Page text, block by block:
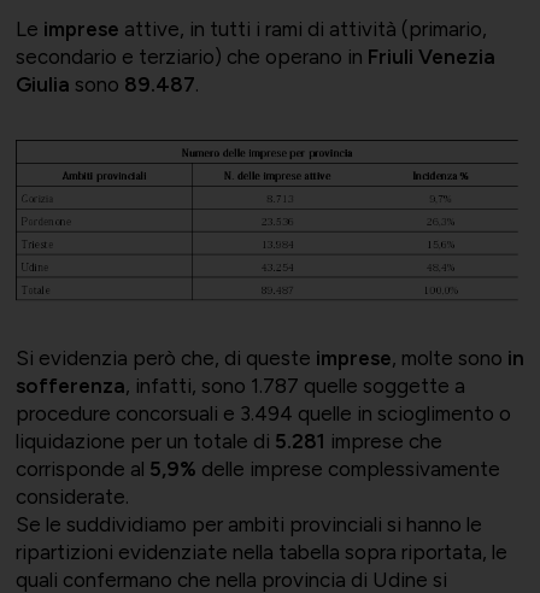
Le imprese attive, in tutti i rami di attività (primario,
secondario e terziario) che operano in Friuli Venezia
Giulia sono 89.487.
Si evidenzia però che, di queste imprese, molte sono in
sofferenza, infatti, sono 1.787 quelle soggette a
procedure concorsuali e 3.494 quelle in scioglimento o
liquidazione per un totale di 5.281 imprese che
corrisponde al 5,9% delle imprese complessivamente
considerate.
Se le suddividiamo per ambiti provinciali si hanno le
ripartizioni evidenziate nella tabella sopra riportata, le
quali confermano che nella provincia di Udine si
ConfapiD
Gruppo Giovani
Società Collegate
ANIEM
UNIONCHIMICA
Uniontessile
Appalti e territorio
Formazione finanziata e risorse
umane